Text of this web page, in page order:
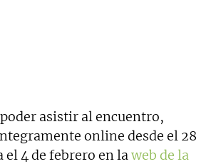
poder asistir al encuentro,
online desde el 28
el 4 de febrero en laweb de la